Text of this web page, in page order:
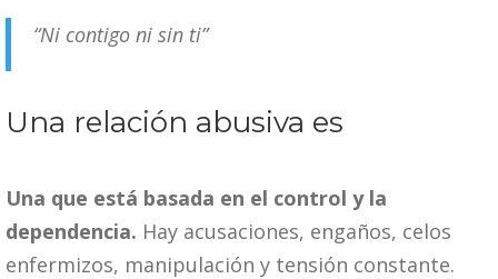
“Ni contigo ni sin ti”
Una relación abusiva es
Una que está basada en el control y la
dependencia. Hay acusaciones, engaños, celos
enfermizos, manipulación y tensión constante.